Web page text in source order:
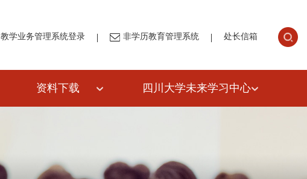
教学业务管理系统登录 | 非学历教育管理系统 | 处长信箱
资料下载 四川大学未来学习中心